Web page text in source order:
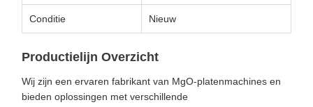
Conditie Nieuw
Productielijn Overzicht
Wij zijn een ervaren fabrikant van MgO-platenmachines en
bieden oplossingen met verschillende